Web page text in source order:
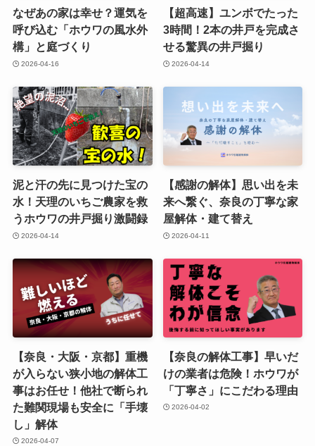
なぜあの家は幸せ？運気を
呼び込む「ホウワの風水外
構」と庭づくり
2026-04-16
【超高速】ユンボでたった
3時間！2本の井戸を完成さ
せる驚異の井戸掘り
2026-04-14
泥と汗の先に見つけた宝の
水！天理のいちご農家を救
うホウワの井戸掘り激闘録
2026-04-14
【感謝の解体】思い出を未
来へ繋ぐ、奈良の丁寧な家
屋解体・建て替え
2026-04-11
【奈良・大阪・京都】重機
が入らない狭小地の解体工
事はお任せ！他社で断られ
た難関現場も安全に「手壊
し」解体
2026-04-07
【奈良の解体工事】早いだ
けの業者は危険！ホウワが
「丁寧さ」にこだわる理由
2026-04-02